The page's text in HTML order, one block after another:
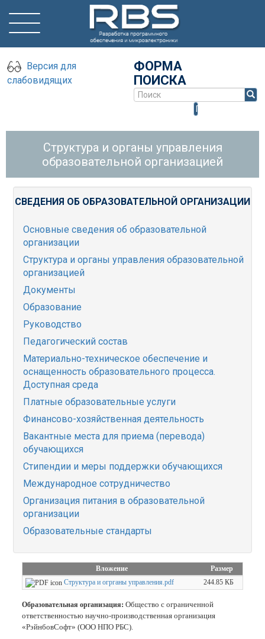
Версия для
слабовидящих
ФОРМА
ПОИСКА
Поиск
Структура и органы управления
образовательной организацией
СВЕДЕНИЯ ОБ ОБРАЗОВАТЕЛЬНОЙ ОРГАНИЗАЦИИ
Основные сведения об образовательной
организации
Структура и органы управления образовательной
организацией
Документы
Образование
Руководство
Педагогический состав
Материально-техническое обеспечение и
оснащенность образовательного процесса.
Доступная среда
Платные образовательные услуги
Финансово-хозяйственная деятельность
Вакантные места для приема (перевода)
обучающихся
Стипендии и меры поддержки обучающихся
Международное сотрудничество
Организация питания в образовательной
организации
Образовательные стандарты
Вложение
Размер
Структура и огрганы управления.pdf
244.85 КБ
Образовательная организация: Общество с ограниченной
ответственностью научно-производственная организация
«РэйнбовСофт» (ООО НПО РБС).